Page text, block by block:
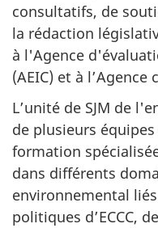
consultatifs, de
la rédaction
à l'Agence
(AEIC) et à l’Agence
L’unité de SJM de
de plusieurs
formation
dans différents
environnemental
politiques d’ECCC,